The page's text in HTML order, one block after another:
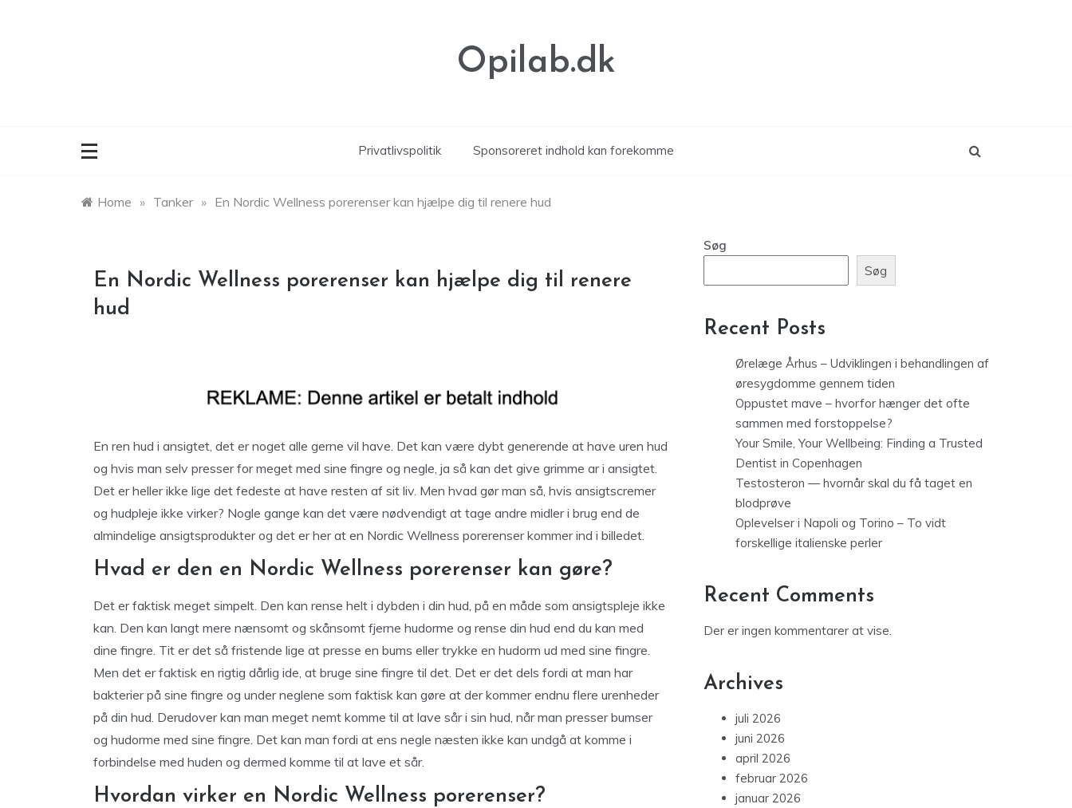
Opilab.dk
Privatlivspolitik Sponsoreret indhold kan forekomme
Home » Tanker » En Nordic Wellness porerenser kan hjælpe dig til renere hud
En Nordic Wellness porerenser kan hjælpe dig til renere
hud
En ren hud i ansigtet, det er noget alle gerne vil have. Det kan være dybt generende at have uren hud
og hvis man selv presser for meget med sine fingre og negle, ja så kan det give grimme ar i ansigtet.
Det er heller ikke lige det fedeste at have resten af sit liv. Men hvad gør man så, hvis ansigtscremer
og hudpleje ikke virker? Nogle gange kan det være nødvendigt at tage andre midler i brug end de
almindelige ansigtsprodukter og det er her at en Nordic Wellness porerenser kommer ind i billedet.
Hvad er den en Nordic Wellness porerenser kan gøre?
Det er faktisk meget simpelt. Den kan rense helt i dybden i din hud, på en måde som ansigtspleje ikke
kan. Den kan langt mere nænsomt og skånsomt fjerne hudorme og rense din hud end du kan med
dine fingre. Tit er det så fristende lige at presse en bums eller trykke en hudorm ud med sine fingre.
Men det er faktisk en rigtig dårlig ide, at bruge sine fingre til det. Det er det dels fordi at man har
bakterier på sine fingre og under neglene som faktisk kan gøre at der kommer endnu flere urenheder
på din hud. Derudover kan man meget nemt komme til at lave sår i sin hud, når man presser bumser
og hudorme med sine fingre. Det kan man fordi at ens negle næsten ikke kan undgå at komme i
forbindelse med huden og dermed komme til at lave et sår.
Hvordan virker en Nordic Wellness porerenser?
Søg
Søg
Recent Posts
Ørelæge Århus – Udviklingen i behandlingen af
øresygdomme gennem tiden
Oppustet mave – hvorfor hænger det ofte
sammen med forstoppelse?
Your Smile, Your Wellbeing: Finding a Trusted
Dentist in Copenhagen
Testosteron — hvornår skal du få taget en
blodprøve
Oplevelser i Napoli og Torino – To vidt
forskellige italienske perler
Recent Comments
Der er ingen kommentarer at vise.
Archives
juli 2026
juni 2026
april 2026
februar 2026
januar 2026